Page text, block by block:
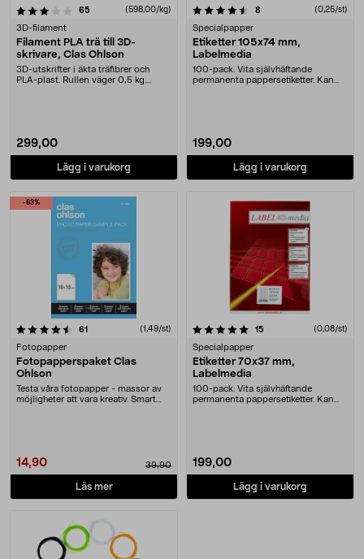
65 recensioner(598,00/kg)
3D-filament
Filament PLA trä till 3D-
skrivare, Clas Ohlson
3D-utskrifter i äkta träfibrer och
PLA-plast. Rullen väger 0,5 kg.
299,00
Lägg i varukorg
4.5 av 5 stjärnor 8 (0,25/st)
Specialpapper
Etiketter 105x74 mm,
Labelmedia
100-pack. Vita självhäftande
permanenta pappersetiketter. Kan
199,00
Lägg i varukorg
-63%
61 (1,49/st)
Fotopapper
Fotopapperspaket Clas
Ohlson
Testa våra fotopapper - massor av
möjligheter att vara kreativ. Smart
14,90 39,90
Läs mer
5.0 av 5 stjärnor 15 (0,08/st)
Specialpapper
Etiketter 70x37 mm,
Labelmedia
100-pack. Vita självhäftande
permanenta pappersetiketter. Kan
199,00
Lägg i varukorg